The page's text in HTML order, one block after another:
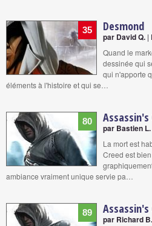
35 Desmond
par David Q. |
Quand le
dessinée qui
qui n'apporte
éléments à l'histoire et qui se…
80 Assassin's
par Bastien L.
La mort est
Creed est
ambiance vraiment unique servie pa…
89 Assassin's
par Richard B.